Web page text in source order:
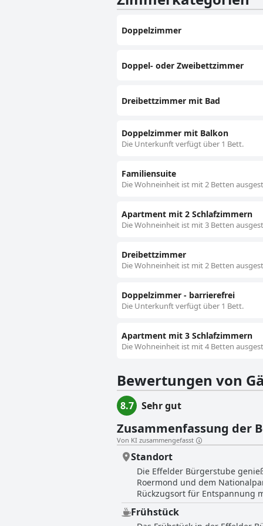
Betten häufig als komfortabel und
Zusammenfassend lässt sich
komfortablen Unterkünften und
Doppelzimmer
Doppel- oder Zweibettzimmer
Dreibettzimmer mit Bad
Doppelzimmer mit Balkon
Die Unterkunft verfügt über 1 Bett.
Familiensuite
Die Wohneinheit ist mit 2 Betten
Apartment mit 2 Schlafzimmern
Die Wohneinheit ist mit 3 Betten
Dreibettzimmer
Die Wohneinheit ist mit 2 Betten
Doppelzimmer - barrierefrei
Die Unterkunft verfügt über 1 Bett.
Apartment mit 3 Schlafzimmern
Die Wohneinheit ist mit 4 Betten
Bewertungen von
8.7 Sehr gut
Zusammenfassung der
Von KI zusammengefasst
Standort
Die Effelder Bürgerstube
Roermond und dem
Rückzugsort für Entspannung
Wandern und Radfahren.
Dorfatmosphäre von Effeld
Frühstück